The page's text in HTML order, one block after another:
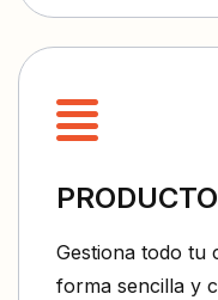
Gestiona todo tu
forma sencilla y